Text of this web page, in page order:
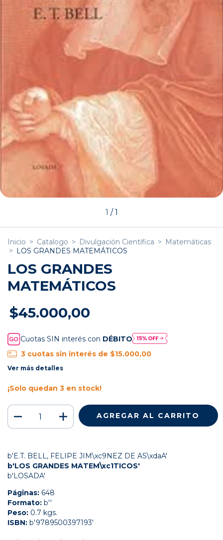
1 /1
Inicio > Catalogo > Divulgación Científica > Matemáticas
> LOS GRANDES MATEMÁTICOS
LOS GRANDES
MATEMÁTICOS
$45.000,00
Cuotas SIN interés con DÉBITO
3 cuotas sin interés de $15.000,00
Ver más detalles
¡Solo quedan 3 en stock!
b'E.T. BELL, FELIPE JIM\xc9NEZ DE AS\xdaA'
b'LOS GRANDES MATEM\xc1TICOS'
b'LOSADA'
Páginas: 648
Formato: b''
Peso: 0.7 kgs.
ISBN: b'9789500397193'